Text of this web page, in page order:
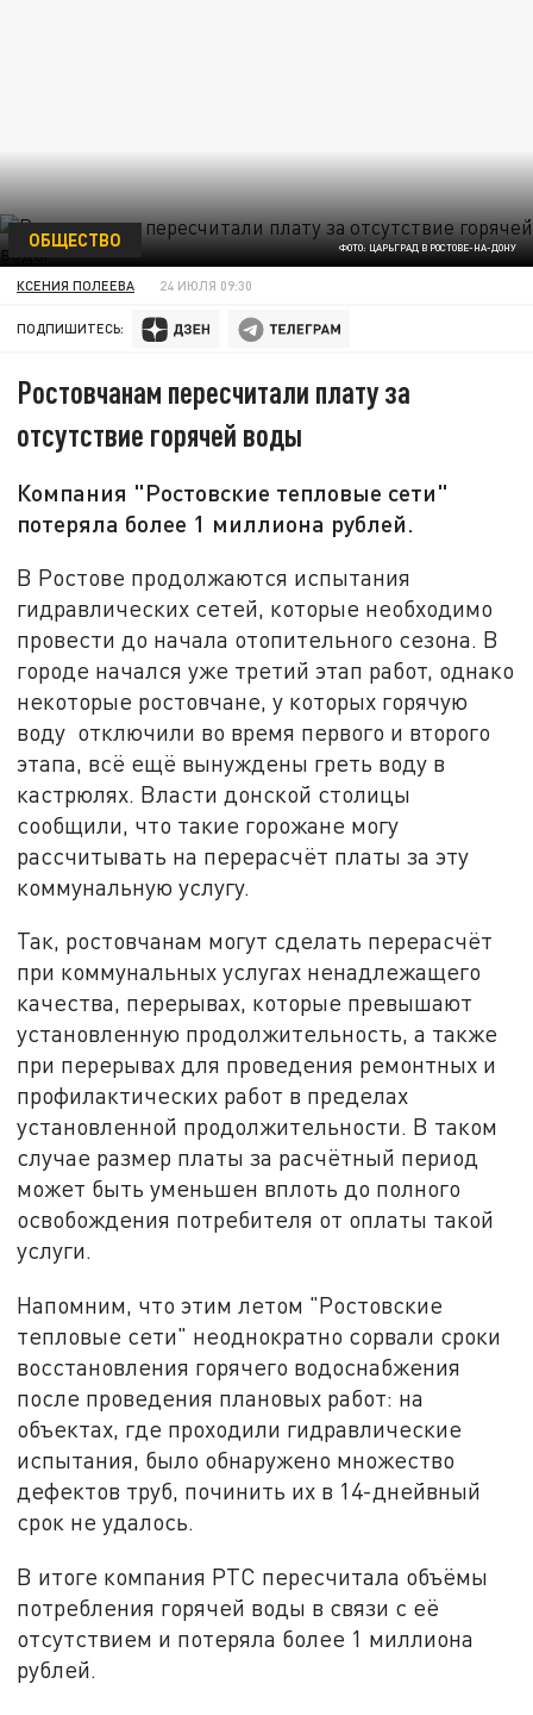
ФОТО: ЦАРЬГРАД В РОСТОВЕ-НА-ДОНУ
ОБЩЕСТВО
КСЕНИЯ ПОЛЕЕВА 24 ИЮЛЯ 09:30
ПОДПИШИТЕСЬ:
Ростовчанам пересчитали плату за
отсутствие горячей воды
Компания "Ростовские тепловые сети"
потеряла более 1 миллиона рублей.
В Ростове продолжаются испытания
гидравлических сетей, которые необходимо
провести до начала отопительного сезона. В
городе начался уже третий этап работ, однако
некоторые ростовчане, у которых горячую
воду отключили во время первого и второго
этапа, всё ещё вынуждены греть воду в
кастрюлях. Власти донской столицы
сообщили, что такие горожане могу
рассчитывать на перерасчёт платы за эту
коммунальную услугу.
Так, ростовчанам могут сделать перерасчёт
при коммунальных услугах ненадлежащего
качества, перерывах, которые превышают
установленную продолжительность, а также
при перерывах для проведения ремонтных и
профилактических работ в пределах
установленной продолжительности. В таком
случае размер платы за расчётный период
может быть уменьшен вплоть до полного
освобождения потребителя от оплаты такой
услуги.
Напомним, что этим летом "Ростовские
тепловые сети" неоднократно сорвали сроки
восстановления горячего водоснабжения
после проведения плановых работ: на
объектах, где проходили гидравлические
испытания, было обнаружено множество
дефектов труб, починить их в 14-днейвный
срок не удалось.
В итоге компания РТС пересчитала объёмы
потребления горячей воды в связи с её
отсутствием и потеряла более 1 миллиона
рублей.